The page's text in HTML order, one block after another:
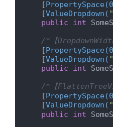
    [
    [
ValueDropdown(
public
int
/*【
    [
    [
ValueDropdown(
public
int
/*【
    [
    [
ValueDropdown(
public
int